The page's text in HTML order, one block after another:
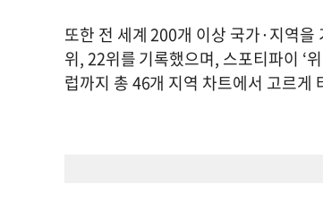
또한 전 세계 200개 이상 국가·지역을
위, 22위를 기록했으며, 스포티파이 ‘
럽까지 총 46개 지역 차트에서 고르게